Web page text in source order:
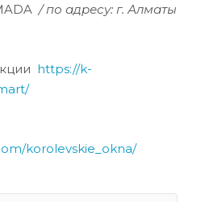
/ по адресу: г. Алматы
https://k-
korolevskie_okna/